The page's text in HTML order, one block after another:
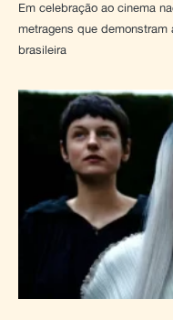
Em celebração ao cinema
metragens que
brasileira